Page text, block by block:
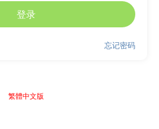
登录
忘记密码
繁體中文版